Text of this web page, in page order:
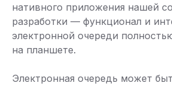
нативного приложения нашей
разработки — функционал и
электронной очереди
на планшете.
Электронная очередь может